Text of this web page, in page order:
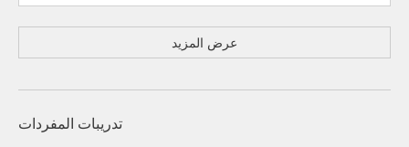
عرض المزيد
تدريبات المفردات